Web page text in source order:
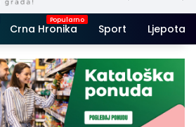
Crna Hronika Sport Ljepota i